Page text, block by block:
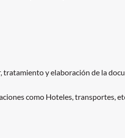
y elaboración de la
como Hoteles, transportes,